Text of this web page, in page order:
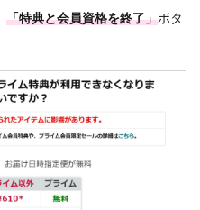
「特典と会員資格を終了」ボタ